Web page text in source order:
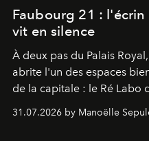
Faubourg 21 :
vit en silence
À deux pas du Palais
abrite l'un des espaces
de la capitale : le Ré Labo
31.07.2026 by Manoëlle